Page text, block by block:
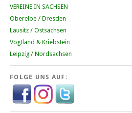
VEREINE IN SACHSEN
Oberelbe / Dresden
Lausitz / Ostsachsen
Vogtland & Kriebstein
Leipzig / Nordsachsen
FOLGE UNS AUF: